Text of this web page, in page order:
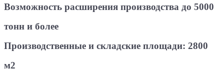
Возможность расширения производства до 5000
тонн и более
Производственные и складские площади: 2800
м2